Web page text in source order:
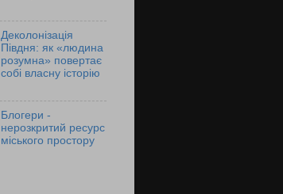
Деколонізація
Півдня: як «людина
розумна» повертає
собі власну історію
Блогери -
нерозкритий ресурс
міського простору